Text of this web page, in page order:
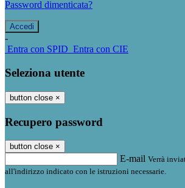
Password dimenticata?
-
Entra con SPID Entra con CIE
Seleziona utente
button close ×
Recupero password
button close ×
E-mail Verrà
all'indirizzo indicato con le istruzioni necessarie.